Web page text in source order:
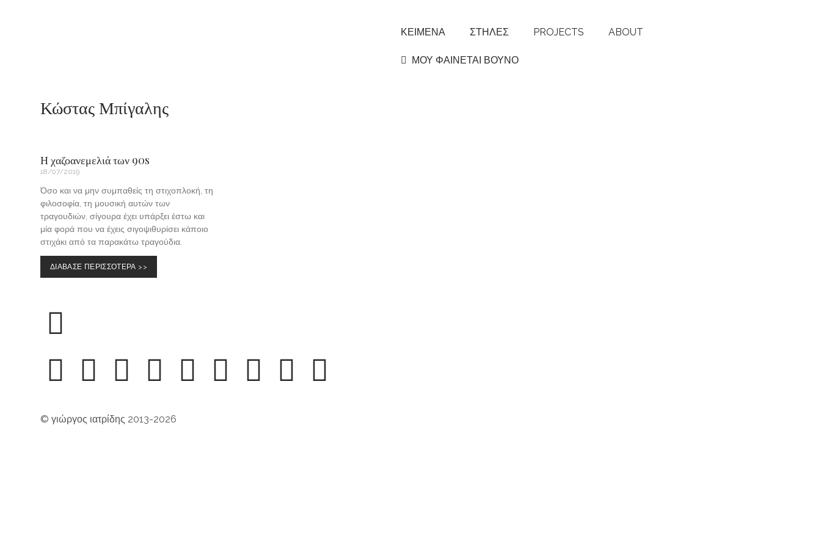
ΚΕΙΜΕΝΑ ΣΤΗΛΕΣ PROJECTS ABOUT
ΜΟΥ ΦΑΙΝΕΤΑΙ ΒΟΥΝΟ
Κώστας Μπίγαλης
Η χαζοανεμελιά των 90s
18/07/2019
Όσο και να μην συμπαθείς τη στιχοπλοκή, τη
φιλοσοφία, τη μουσική αυτών των
τραγουδιών, σίγουρα έχει υπάρξει έστω και
μία φορά που να έχεις σιγοψιθυρίσει κάποιο
στιχάκι από τα παρακάτω τραγούδια.
ΔΙΑΒΑΣΕ ΠΕΡΙΣΣΟΤΕΡΑ >>
© γιώργος ιατρίδης 2013-2026